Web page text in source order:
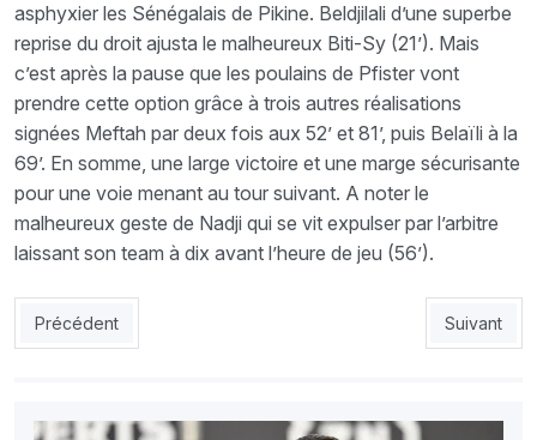
asphyxier les Sénégalais de Pikine. Beldjilali d’une superbe
reprise du droit ajusta le malheureux Biti-Sy (21’). Mais
c’est après la pause que les poulains de Pfister vont
prendre cette option grâce à trois autres réalisations
signées Meftah par deux fois aux 52’ et 81’, puis Belaïli à la
69’. En somme, une large victoire et une marge sécurisante
pour une voie menant au tour suivant. A noter le
malheureux geste de Nadji qui se vit expulser par l’arbitre
laissant son team à dix avant l’heure de jeu (56’).
Article précédent : Vidéo: les buts du match USMA 5-1 Pikine
Précédent Article
Suivant